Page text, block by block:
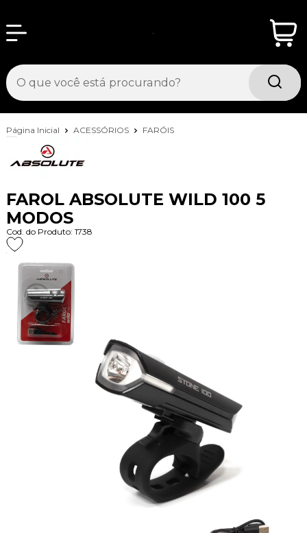
Página Inicial ACESSÓRIOS FARÓIS
FAROL ABSOLUTE WILD 100 5
MODOS
Cod. do Produto: 1738